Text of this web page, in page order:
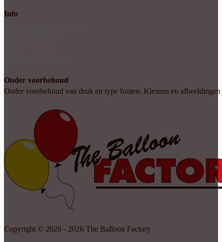
Info
Onder voorbehoud
Onder voorbehoud van druk en type fouten. Kleuren en
Copyright © 2020 - 2026 The Balloon Factory